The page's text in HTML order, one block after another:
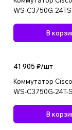
WS-C3750G-
В
41 905 ₽/шт
Коммутатор
WS-C3750G-24T-S
В